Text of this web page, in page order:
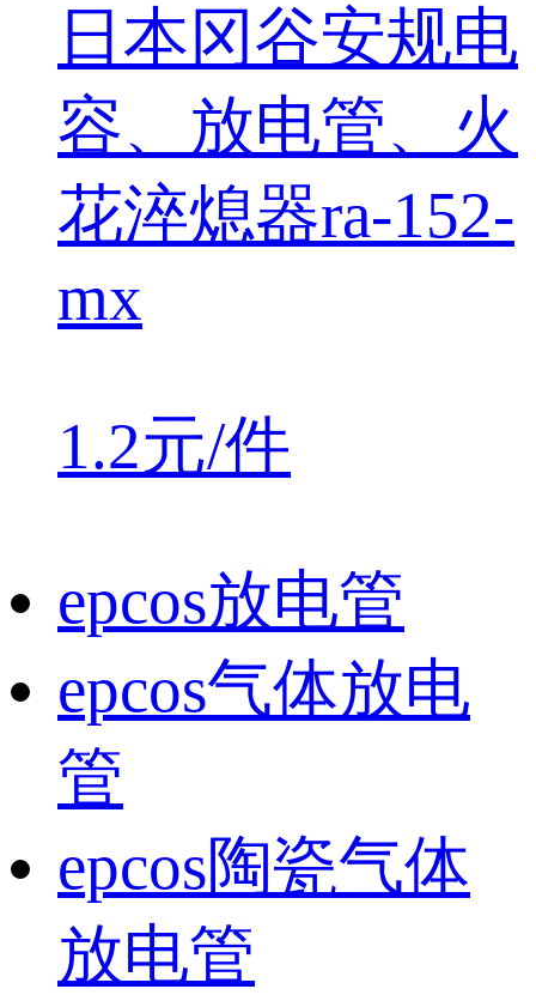
日本冈谷安规电
容、放电管、火
花淬熄器ra-152-
mx
1.2元/件
epcos放电管
epcos气体放电
管
epcos陶瓷气体
放电管